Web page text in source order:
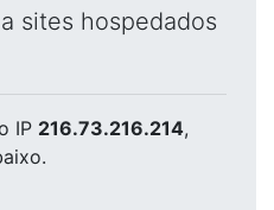
sites hospedados
IP 216.73.216.214,